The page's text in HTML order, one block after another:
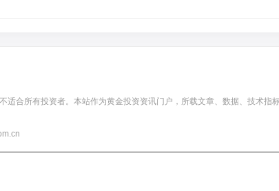
合所有投资者。本站作为黄金投资资讯门户，所载文章、数据、技术指